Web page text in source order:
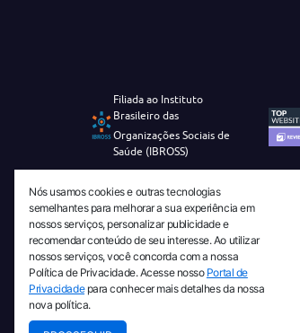
Filiada ao Instituto
Brasileiro das
Organizações Sociais de
Saúde (IBROSS)
Revista Tecnico-Cientifica
Diamante de Ciência Aberta
Diretório Migulim Instituto
de Informação em Ciência e
Tecnologia - IBICT
Nós usamos cookies e outras tecnologias
semelhantes para melhorar a sua experiência em
nossos serviços, personalizar publicidade e
recomendar conteúdo de seu interesse. Ao utilizar
nossos serviços, você concorda com a nossa
Política de Privacidade. Acesse nosso Portal de
Privacidadepara conhecer mais detalhes da nossa
nova política.